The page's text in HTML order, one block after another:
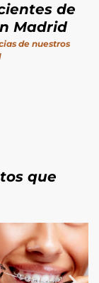
de
Madrid
de nuestros
que